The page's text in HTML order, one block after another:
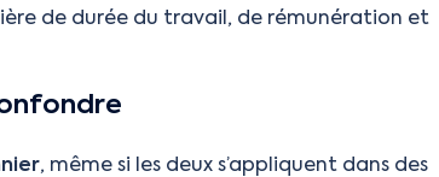
de durée du travail, de rémunération et
, même si les deux s’appliquent dans des